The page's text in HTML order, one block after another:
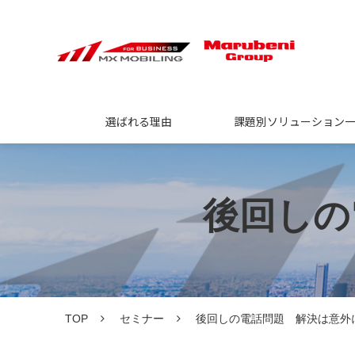
選ばれる理由 課題別ソリューション
後回し
TOP セミナー 後回しの電話問題 解決は意外